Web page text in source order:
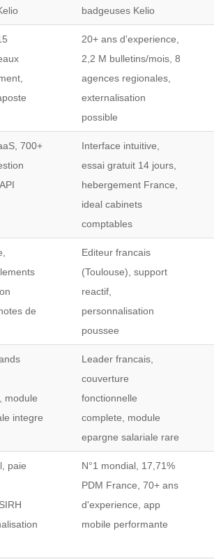
badgeuses Kelio
20+ ans d'experience,
2,2 M bulletins/mois, 8
agences regionales,
externalisation
possible
700+
Interface intuitive,
essai gratuit 14 jours,
hebergement France,
ideal cabinets
comptables
de
Editeur francais
(Toulouse), support
reactif,
personnalisation
poussee
module
integre
Leader francais,
couverture
fonctionnelle
complete, module
epargne salariale rare
paie
N°1 mondial, 17,71%
PDM France, 70+ ans
d'experience, app
mobile performante